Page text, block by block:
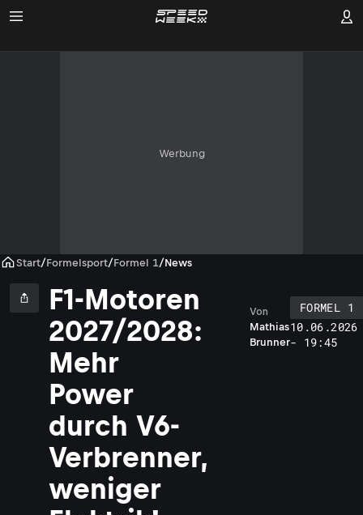
Werbung
Start/Formelsport/Formel 1/News
F1-Motoren
2027/2028:
Mehr
Power
durch V6-
Verbrenner,
weniger
Mathias
Brunner
Von
FORMEL 1
10.06.2026
- 19:45